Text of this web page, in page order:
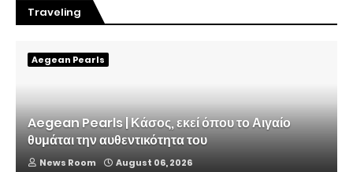
Traveling
Aegean Pearls
Aegean Pearls | Κάσος, εκεί όπου το Αιγαίο
θυμάται την αυθεντικότητα του
News Room August 06, 2026